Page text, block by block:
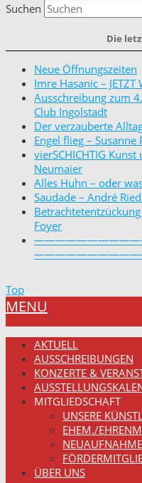
Suchen
Die
Neue Öffnungszeiten
Imre Hasanic – JETZT
Ausschreibung zum
Club Ingolstadt
Der verzauberte
Engel flieg –
vierSCHICHTIG
Neumaier
Alles Huhn – oder
Saudade – André
Foyer
Top
MENU
AKTUELL
AUSSCHREIBUNGEN
KONZERTE &
MITGLIEDSCHAFT
UNSERE
EHEM./
ÜBER UNS